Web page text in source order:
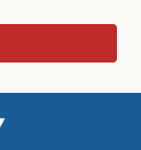
thời sự
cho bé
tâm hồn